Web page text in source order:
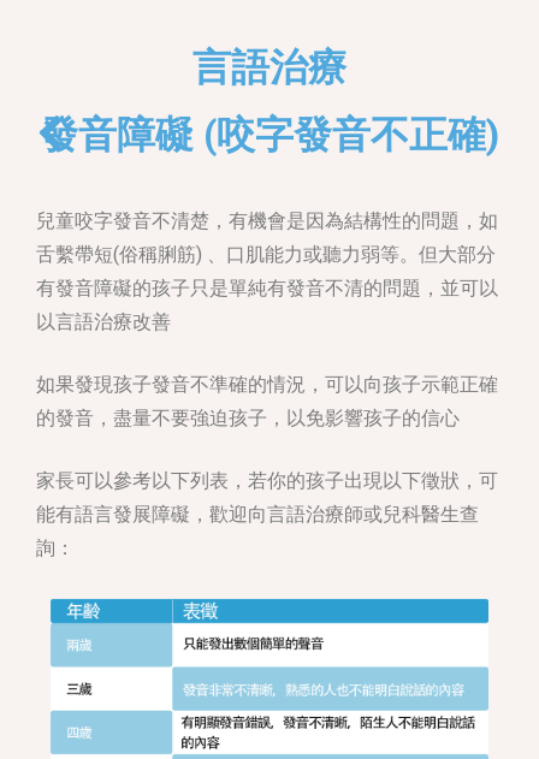
言語治療
發音障礙 (咬字發音不正確)
Back
兒童咬字發音不清楚，有機會是因為結構性的問題，如
舌繫帶短(俗稱脷筋) 、口肌能力或聽力弱等。但大部分
有發音障礙的孩子只是單純有發音不清的問題，並可以
以言語治療改善
如果發現孩子發音不準確的情況，可以向孩子示範正確
的發音，盡量不要強迫孩子，以免影響孩子的信心
家長可以參考以下列表，若你的孩子出現以下徵狀，可
能有語言發展障礙，歡迎向言語治療師或兒科醫生查
詢：